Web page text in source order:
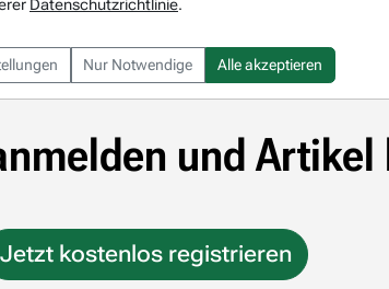
und Artikel
Jetzt kostenlos registrieren
Datenschutzrichtlinie.
Nur Notwendige Alle akzeptieren